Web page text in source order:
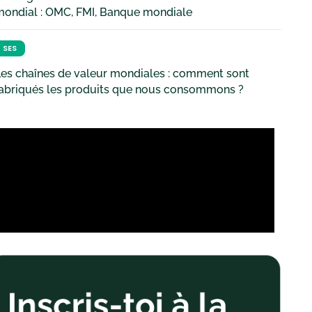
: OMC, FMI, Banque mondiale
SES
chaînes de valeur mondiales : comment sont
les produits que nous consommons ?